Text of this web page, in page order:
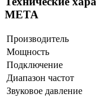
МЕТА
Производитель
Мощность
Подключение
Диапазон частот
Звуковое давление